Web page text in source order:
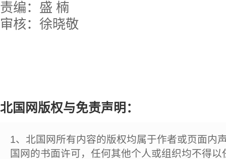
责编：盛 楠
审核：徐晓敬
北国网版权与免责声明：
1、北国网所有内容的版权均属于作者或页面内
国网的书面许可，任何其他个人或组织均不得